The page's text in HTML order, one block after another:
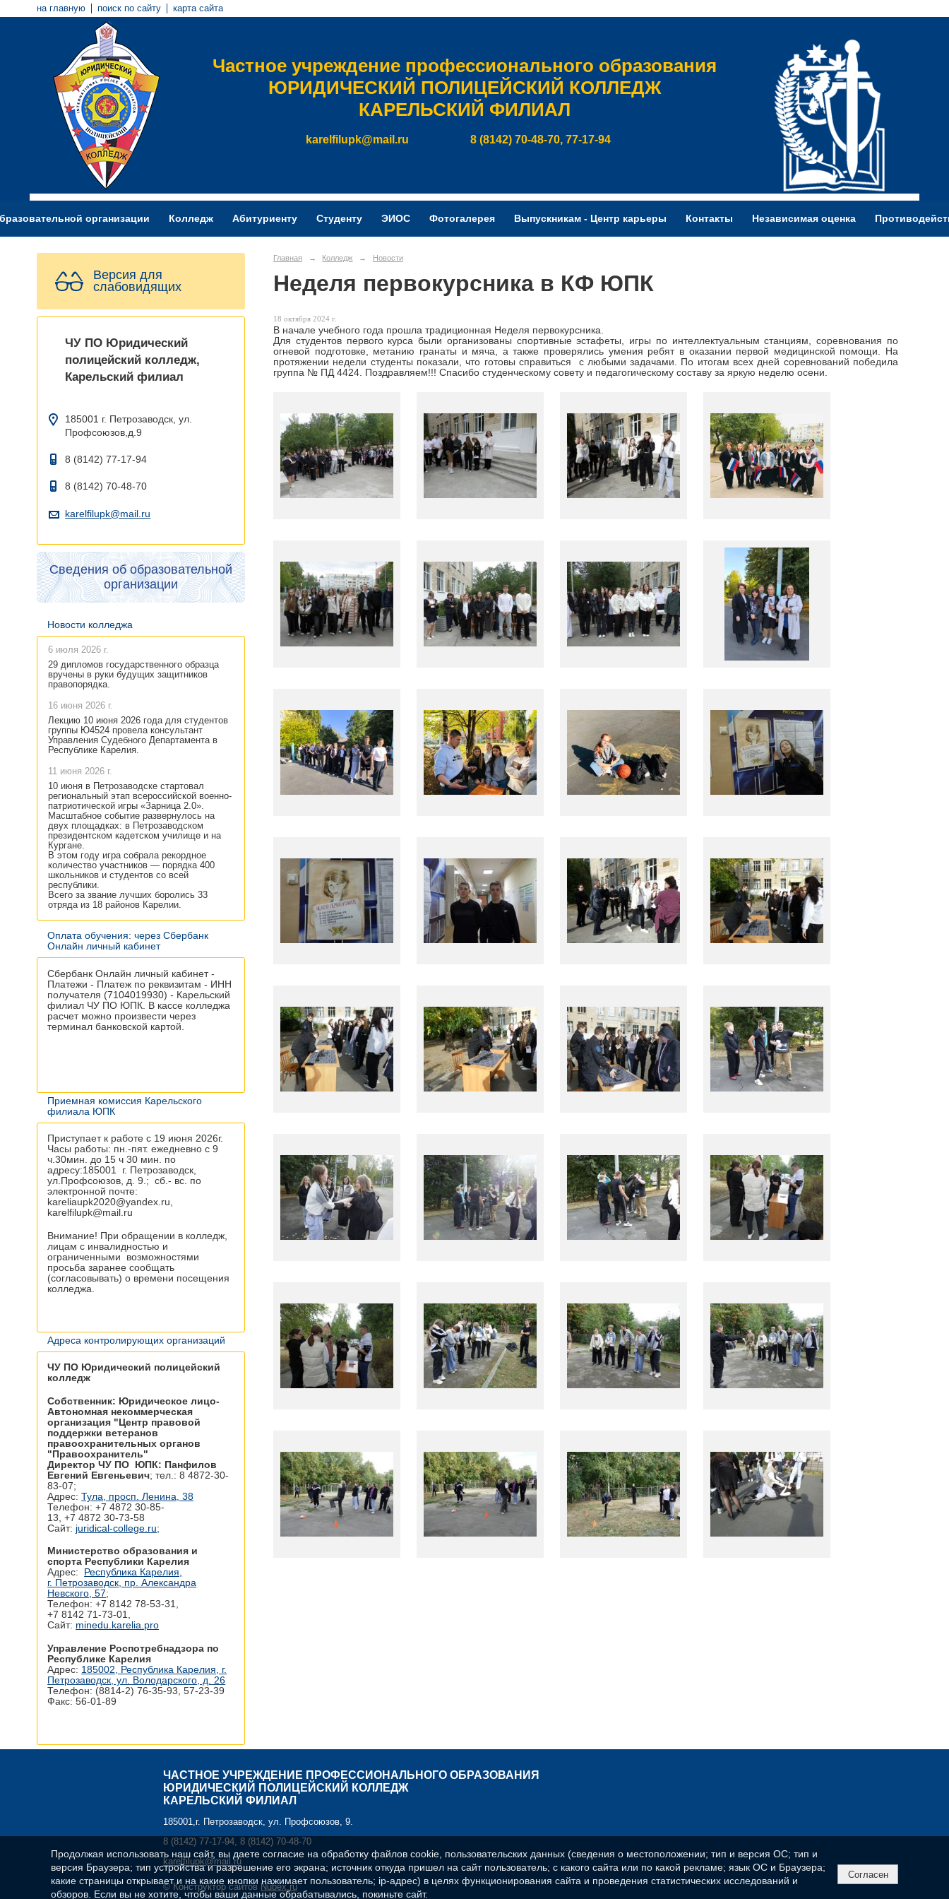
на главную поиск по сайту карта сайта
Частное учреждение профессионального образования
ЮРИДИЧЕСКИЙ ПОЛИЦЕЙСКИЙ КОЛЛЕДЖ
КАРЕЛЬСКИЙ ФИЛИАЛ
karelfilupk@mail.ru 8 (8142) 70-48-70, 77-17-94
организации Колледж Абитуриенту Студенту ЭИОС Фотогалерея Выпускникам - Центр карьеры Контакты Независимая оценка
Версия для
слабовидящих
ЧУ ПО Юридический
полицейский колледж,
Карельский филиал
185001 г. Петрозаводск, ул.
Профсоюзов,д.9
8 (8142) 77-17-94
8 (8142) 70-48-70
karelfilupk@mail.ru
Сведения об образовательной
организации
Новости колледжа
6 июля 2026 г.
29 дипломов государственного образца
вручены в руки будущих защитников
правопорядка.
16 июня 2026 г.
Лекцию 10 июня 2026 года для студентов
группы Ю4524 провела консультант
Управления Судебного Департамента в
Республике Карелия.
11 июня 2026 г.
10 июня в Петрозаводске стартовал
региональный этап всероссийской военно-
патриотической игры «Зарница 2.0».
Масштабное событие развернулось на
двух площадках: в Петрозаводском
президентском кадетском училище и на
Кургане.
В этом году игра собрала рекордное
количество участников — порядка 400
школьников и студентов со всей
республики.
Всего за звание лучших боролись 33
отряда из 18 районов Карелии.
Оплата обучения: через Сбербанк
Онлайн личный кабинет
Сбербанк Онлайн личный кабинет -
Платежи - Платеж по реквизитам - ИНН
получателя (7104019930) - Карельский
филиал ЧУ ПО ЮПК. В кассе колледжа
расчет можно произвести через
терминал банковской картой.
Приемная комиссия Карельского
филиала ЮПК
Приступает к работе с 19 июня 2026г.
Часы работы: пн.-пят. ежедневно с 9
ч.30мин. до 15 ч 30 мин. по
адресу:185001 г. Петрозаводск,
ул.Профсоюзов, д. 9.; сб.- вс. по
электронной почте:
kareliaupk2020@yandex.ru,
karelfilupk@mail.ru
Внимание! При обращении в колледж,
лицам с инвалидностью и
ограниченными возможностями
просьба заранее сообщать
(согласовывать) о времени посещения
колледжа.
Адреса контролирующих организаций
ЧУ ПО Юридический полицейский
колледж
Собственник: Юридическое лицо-
Автономная некоммерческая
организация "Центр правовой
поддержки ветеранов
правоохранительных органов
"Правоохранитель"
Директор ЧУ ПО ЮПК: Панфилов
Евгений Евгеньевич; тел.: 8 4872-30-
83-07;
Адрес:Тула, просп. Ленина, 38
Телефон: +7 4872 30‑85-
13, +7 4872 30‑73-58
Сайт: juridical-college.ru;
Министерство образования и
спорта Республики Карелия
Адрес:
Республика Карелия,
г. Петрозаводск, пр. Александра
Невского, 57;
Телефон: +7 8142 78‑53-31,
+7 8142 71‑73-01,
Сайт: minedu.karelia.pro
Управление Роспотребнадзора по
Республике Карелия
Адрес: 185002, Республика Карелия, г.
Петрозаводск, ул. Володарского, д. 26
Телефон: (8814-2) 76-35-93, 57-23-39
Факс: 56-01-89
Главная → Колледж → Новости
Неделя первокурсника в КФ ЮПК
18 октября 2024 г.
В начале учебного года прошла традиционная Неделя первокурсника.
Для студентов первого курса были организованы спортивные эстафеты, игры по интеллектуальным станциям, соревнования по
огневой подготовке, метанию гранаты и мяча, а также проверялись умения ребят в оказании первой медицинской помощи. На
протяжении недели студенты показали, что готовы справиться с любыми задачами. По итогам всех дней соревнований победила
группа № ПД 4424. Поздравляем!!! Спасибо студенческому совету и педагогическому составу за яркую неделю осени.
ЧАСТНОЕ УЧРЕЖДЕНИЕ ПРОФЕССИОНАЛЬНОГО ОБРАЗОВАНИЯ
ЮРИДИЧЕСКИЙ ПОЛИЦЕЙСКИЙ КОЛЛЕДЖ
КАРЕЛЬСКИЙ ФИЛИАЛ
185001,г. Петрозаводск, ул. Профсоюзов, 9.
8 (8142) 77-17-94, 8 (8142) 70-48-70
karelfilupk@mail.ru
© Конструктор сайтов Nubex.ru
Продолжая использовать наш сайт, вы даете согласие на обработку файлов cookie, пользовательских данных (сведения о местоположении; тип и версия ОС; тип и
версия Браузера; тип устройства и разрешение его экрана; источник откуда пришел на сайт пользователь; с какого сайта или по какой рекламе; язык ОС и Браузера;
какие страницы открывает и на какие кнопки нажимает пользователь; ip-адрес) в целях функционирования сайта и проведения статистических исследований и
обзоров. Если вы не хотите, чтобы ваши данные обрабатывались, покиньте сайт.
Согласен